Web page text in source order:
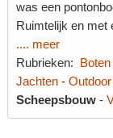
was een
Ruimtelijk en met
.... meer
Rubrieken:
Boten
Jachten -Outdoor
Scheepsbouw -